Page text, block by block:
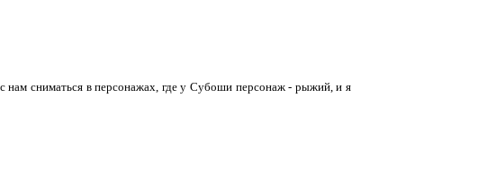
нам сниматься в персонажах, где у Субоши персонаж - рыжий, и я